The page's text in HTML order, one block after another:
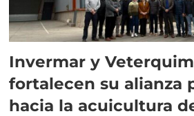
Invermar y
fortalecen su alianza
hacia la acuicultura